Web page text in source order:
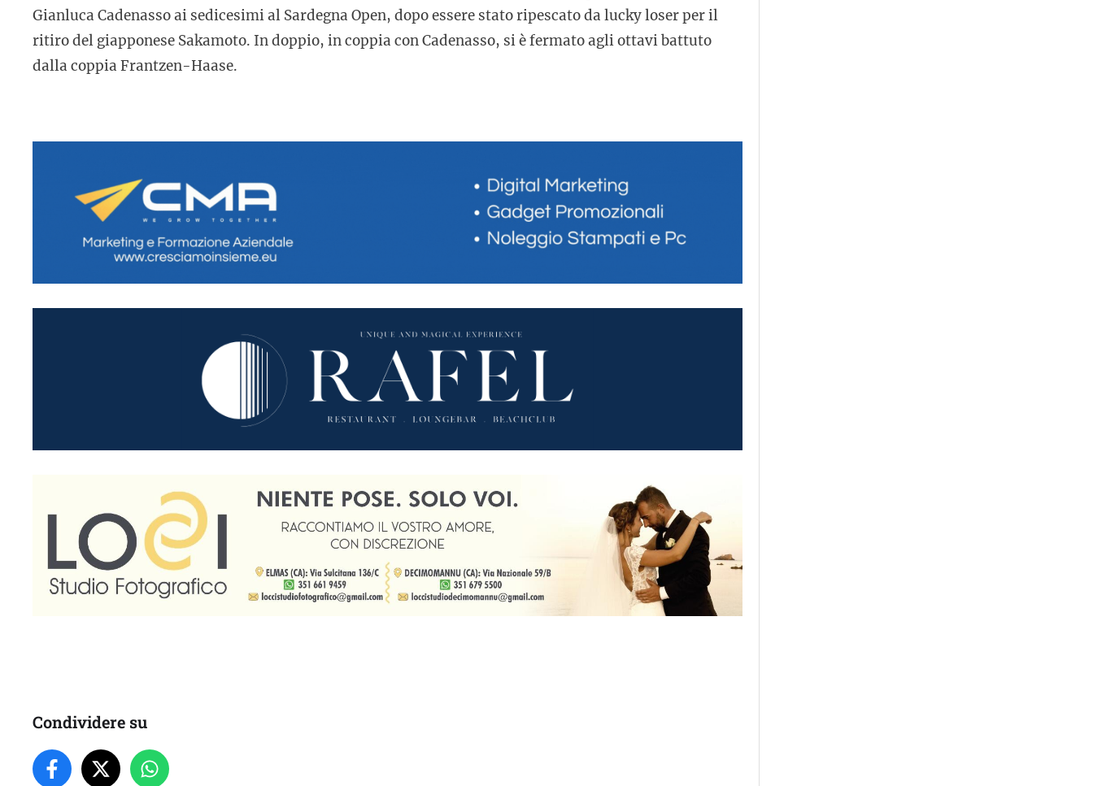
Gianluca Cadenasso ai sedicesimi al Sardegna Open, dopo essere stato ripescato da lucky loser per il
ritiro del giapponese Sakamoto. In doppio, in coppia con Cadenasso, si è fermato agli ottavi battuto
dalla coppia Frantzen-Haase.
Condividere su